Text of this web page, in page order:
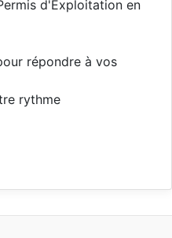
d'Exploitation en
répondre à vos
rythme